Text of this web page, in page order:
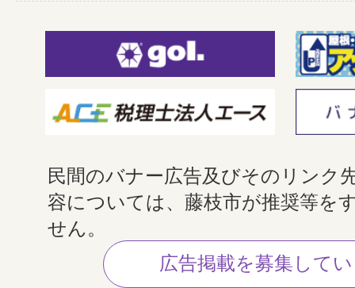
民間のバナー広告及びそのリンク
容については、藤枝市が推奨等を
せん。
広告掲載を募集して